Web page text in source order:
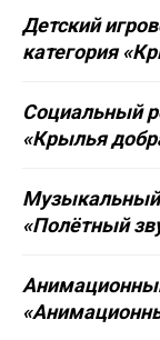
Детский
категория
Социальный
«Крылья
Музыкальный
«Полётный